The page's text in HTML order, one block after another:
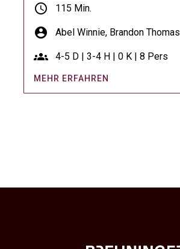
schedule 115 Min.
account_circle Abel Winnie,Brandon Thomas
groups 4-5 D | 3-4 H | 0 K | 8 Pers
MEHR ERFAHREN